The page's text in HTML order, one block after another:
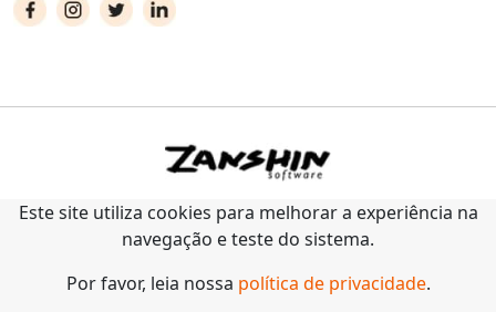
Este site utiliza cookies para melhorar a experiência na
navegação e teste do sistema.
Por favor, leia nossa política de privacidade.